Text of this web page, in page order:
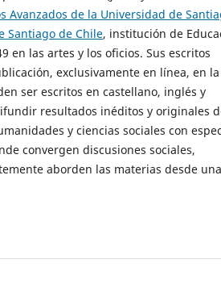
Avanzados de la Universidad de
Santiago de Chile, institución de
en las artes y los oficios. Sus escritos
exclusivamente en línea, en la
ser escritos en castellano, inglés y
resultados inéditos y originales
y ciencias sociales con
convergen discusiones sociales,
aborden las materias desde una